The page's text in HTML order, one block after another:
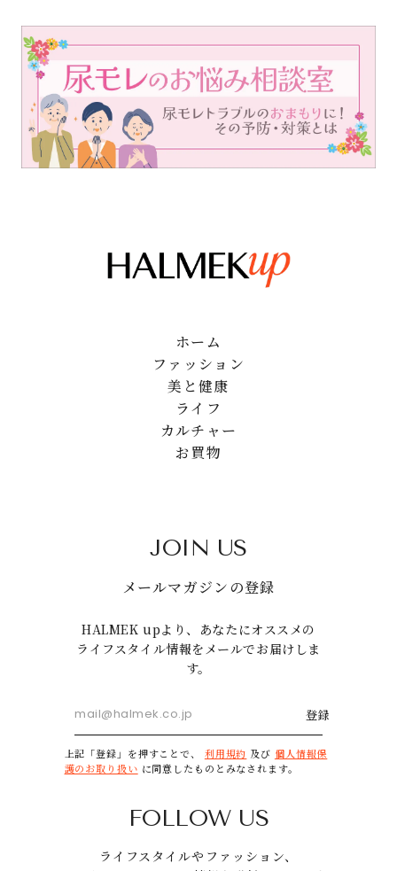
ホーム
ファッション
美と健康
ライフ
カルチャー
お買物
JOIN US
メールマガジンの登録
HALMEK upより、あなたにオススメの
ライフスタイル情報をメールでお届けしま
す。
登録
上記「登録」を押すことで、 利用規約 及び 個人情報保
護のお取り扱い に同意したものとみなされます。
FOLLOW US
ライフスタイルやファッション、